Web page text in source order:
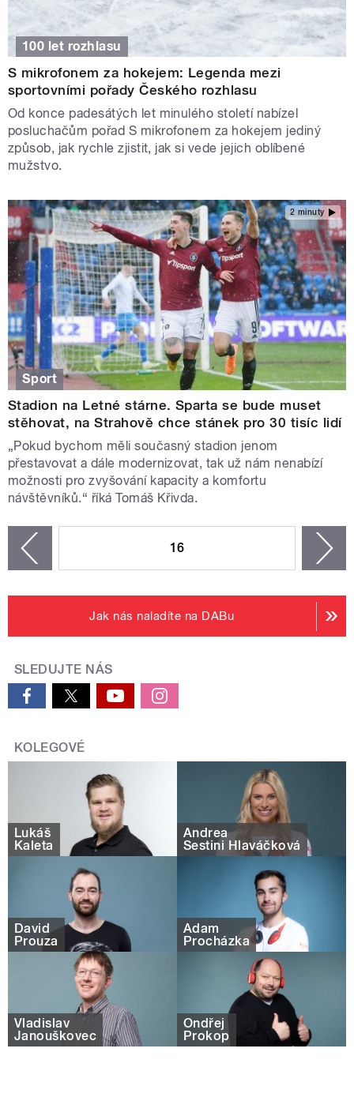
100 let rozhlasu
S mikrofonem za hokejem: Legenda mezi
sportovními pořady Českého rozhlasu
Od konce padesátých let minulého století nabízel
posluchačům pořad S mikrofonem za hokejem jediný
způsob, jak rychle zjistit, jak si vede jejich oblíbené
mužstvo.
2 minuty
Sport
Stadion na Letné stárne. Sparta se bude muset
stěhovat, na Strahově chce stánek pro 30 tisíc lidí
„Pokud bychom měli současný stadion jenom
přestavovat a dále modernizovat, tak už nám nenabízí
možnosti pro zvyšování kapacity a komfortu
návštěvníků.“ říká Tomáš Křivda.
16
Jak nás naladíte na DABu
SLEDUJTE NÁS
KOLEGOVÉ
Lukáš
Kaleta
Andrea
Sestini Hlaváčková
David
Prouza
Adam
Procházka
Vladislav
Janouškovec
Ondřej
Prokop